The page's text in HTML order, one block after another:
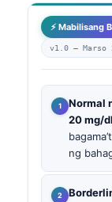
⚡ Mabilisang
v1.0 — Marso
Normal
20 mg/
ng